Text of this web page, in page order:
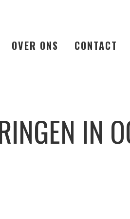
OVER ONS CONTACT
IN